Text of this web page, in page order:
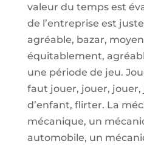
valeur du temps est
de l’entreprise est
agréable, bazar,
équitablement,
une période de jeu.
faut jouer, jouer,
d’enfant, flirter. La
mécanique, un
automobile, un